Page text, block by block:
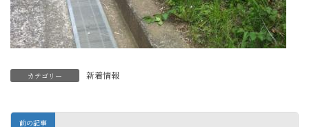
カテゴリー 新着情報
前の記事